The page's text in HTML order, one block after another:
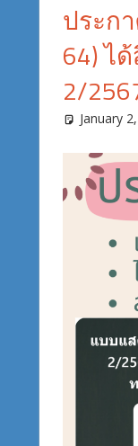
ประก
64) ไ
2/
January